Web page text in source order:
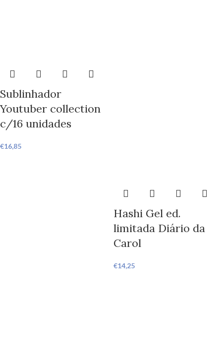
Sublinhador
Youtuber collection
c/16 unidades
€16,85
Hashi Gel ed.
limitada Diário da
Carol
€14,25